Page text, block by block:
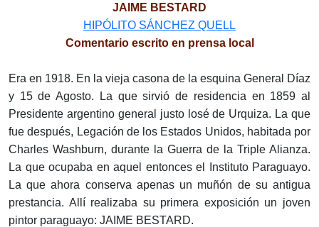
JAIME BESTARD
HIPÓLITO SÁNCHEZ QUELL
Comentario escrito en prensa local
Era en 1918. En la vieja casona de la esquina General Díaz
y 15 de Agosto. La que sirvió de residencia en 1859 al
Presidente argentino general justo losé de Urquiza. La que
fue después, Legación de los Estados Unidos, habitada por
Charles Washburn, durante la Guerra de la Triple Alianza.
La que ocupaba en aquel entonces el Instituto Paraguayo.
La que ahora conserva apenas un muñón de su antigua
prestancia. Allí realizaba su primera exposición un joven
pintor paraguayo: JAIME BESTARD.